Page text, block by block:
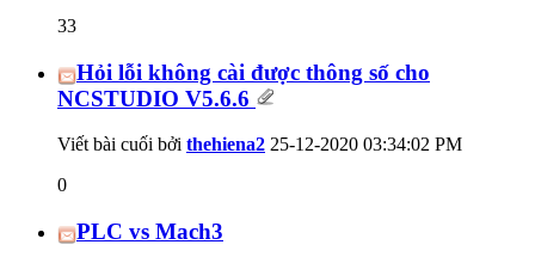
33
Hỏi lỗi không cài được thông số cho
NCSTUDIO V5.6.6
Viết bài cuối bởi thehiena2 25-12-2020 03:34:02 PM
0
PLC vs Mach3